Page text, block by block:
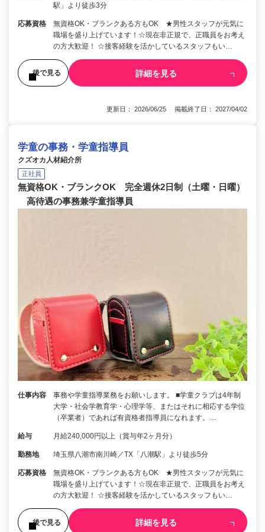
駅」より徒歩3分
応募資格
無資格OK・ブランクある方もOK ★男性スタッフが元気に
職場を盛り上げています！☆現在非正規で、正職員をお考え
の方大歓迎！ ☆接客経験を活かしているスタッフもい…
後で見る 詳細を見る
更新日： 2026/06/25 掲載終了日： 2027/04/02
学童の事務・学童指導員
クズオカ人材紹介所
正社員
無資格OK・ブランクOK 完全週休2日制（土曜・日曜）
高待遇の事務兼学童指導員
仕事内容
事務や学童指導業務をお願いします。 ■学童クラブは4年制
大学・社会学教育学・心理学等、またはそれに相応する学位
（卒業者）であれば有資格者指導員になれます。…
給与 月給240,000円以上（賞与年2ヶ月分）
勤務地 埼玉県八潮市南川崎／TX「八潮駅」より徒歩5分
応募資格
無資格OK・ブランクある方もOK ★男性スタッフが元気に
職場を盛り上げています！☆現在非正規で、正職員をお考え
の方大歓迎！ ☆接客経験を活かしているスタッフもい…
後で見る 詳細を見る